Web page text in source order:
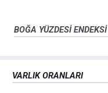
BOĞA YÜZDESİ ENDEKSİ
VARLIK ORANLARI